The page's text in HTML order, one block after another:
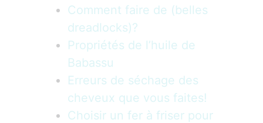
Comment faire de (belles
dreadlocks)?
Propriétés de l’huile de
Babassu
Erreurs de séchage des
cheveux que vous faites!
Choisir un fer à friser pour